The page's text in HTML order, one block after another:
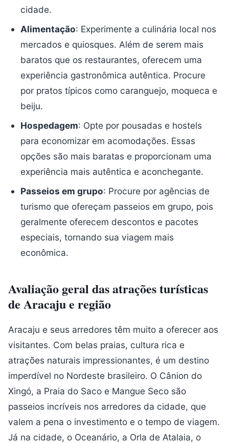
cidade.
Alimentação: Experimente a culinária local nos
mercados e quiosques. Além de serem mais
baratos que os restaurantes, oferecem uma
experiência gastronômica autêntica. Procure
por pratos típicos como caranguejo, moqueca e
beiju.
Hospedagem: Opte por pousadas e hostels
para economizar em acomodações. Essas
opções são mais baratas e proporcionam uma
experiência mais autêntica e aconchegante.
Passeios em grupo: Procure por agências de
turismo que ofereçam passeios em grupo, pois
geralmente oferecem descontos e pacotes
especiais, tornando sua viagem mais
econômica.
Avaliação geral das atrações turísticas
de Aracaju e região
Aracaju e seus arredores têm muito a oferecer aos
visitantes. Com belas praias, cultura rica e
atrações naturais impressionantes, é um destino
imperdível no Nordeste brasileiro. O Cânion do
Xingó, a Praia do Saco e Mangue Seco são
passeios incríveis nos arredores da cidade, que
valem a pena o investimento e o tempo de viagem.
Já na cidade, o Oceanário, a Orla de Atalaia, o